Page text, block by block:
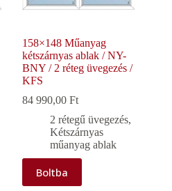
158×148 Műanyag
kétszárnyas ablak / NY-
BNY / 2 réteg üvegezés /
KFS
84 990,00Ft
2 rétegű üvegezés,
Kétszárnyas
műanyag ablak
Boltba